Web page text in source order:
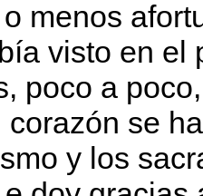
menos
visto en el
poco a
corazón se
y los